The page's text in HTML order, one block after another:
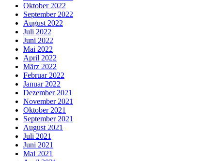
Oktober 2022
September 2022
August 2022
Juli 2022
Juni 2022
Mai 2022
April 2022
März 2022
Februar 2022
Januar 2022
Dezember 2021
November 2021
Oktober 2021
September 2021
August 2021
Juli 2021
Juni 2021
Mai 2021